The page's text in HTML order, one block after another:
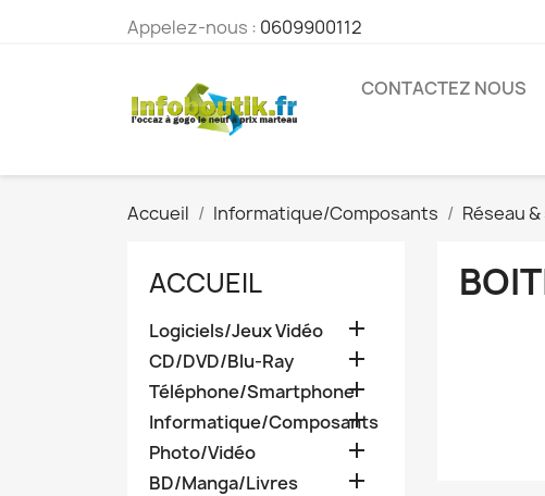
Appelez-nous : 0609900112
CONTACTEZ NOUS
Accueil Informatique/Composants Réseau
ACCUEIL
Logiciels/Jeux Vidéo 
CD/DVD/Blu-Ray 
Téléphone/Smartphone
Informatique/Composants

Photo/Vidéo 
BD/Manga/Livres 